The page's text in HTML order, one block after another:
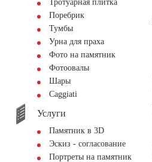
Тротуарная плитка
Поребрик
Тумбы
Урна для праха
Фото на памятник
Фотоовалы
Шары
Сaggiati
Услуги
Памятник в 3D
Эскиз - согласование
Портреты на памятник